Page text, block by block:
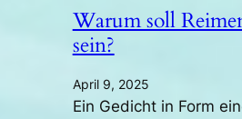
Warum soll
sein?
April 9, 2025
Ein Gedicht in Form